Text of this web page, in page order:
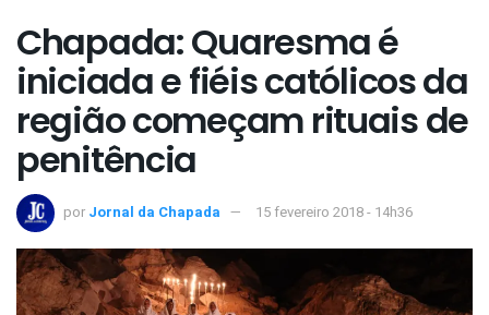
Chapada: Quaresma é
iniciada e fiéis católicos da
região começam rituais de
penitência
por Jornal da Chapada 15 fevereiro 2018 - 14h36